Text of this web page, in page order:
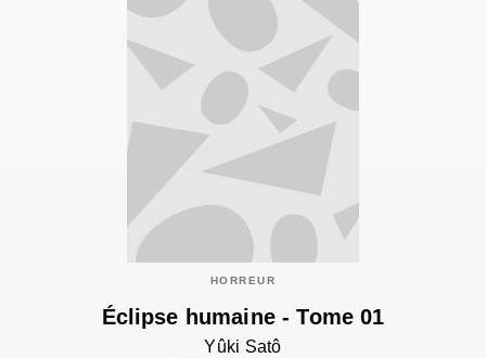
HORREUR
Éclipse humaine - Tome 01
Yûki Satô